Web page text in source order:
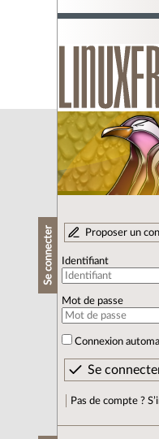
Se connecter Proposer un
Identifiant
Mot de passe
Connexion
Pas de compte ?